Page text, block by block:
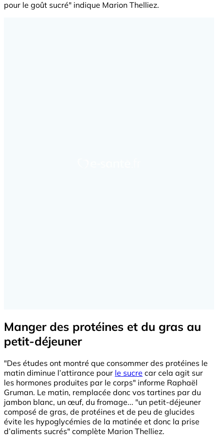
pour le goût sucré" indique Marion Thelliez.
Manger des protéines et du gras au
petit-déjeuner
"Des études ont montré que consommer des protéines le
matin diminue l’attirance pour le sucre car cela agit sur
les hormones produites par le corps" informe Raphaël
Gruman. Le matin, remplacée donc vos tartines par du
jambon blanc, un œuf, du fromage... "un petit-déjeuner
composé de gras, de protéines et de peu de glucides
évite les hypoglycémies de la matinée et donc la prise
d’aliments sucrés" complète Marion Thelliez.